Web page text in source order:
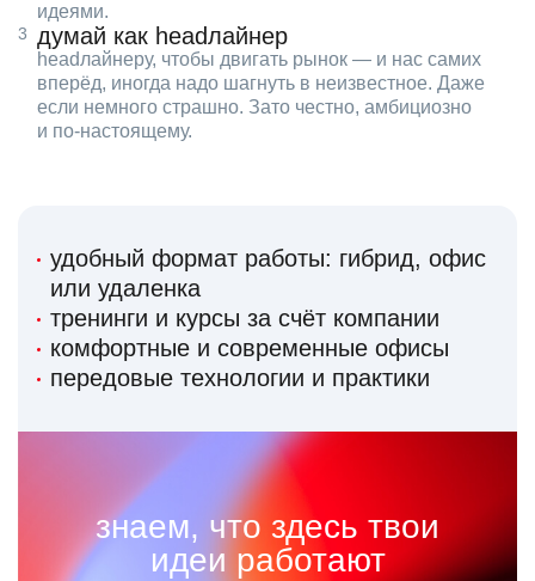
идеями.
думай как headлайнер
headлайнеру, чтобы двигать рынок — и нас самих
вперёд, иногда надо шагнуть в неизвестное. Даже
если немного страшно. Зато честно, амбициозно
и по‑настоящему.
удобный формат работы: гибрид, офис
или удаленка
тренинги и курсы за счёт компании
комфортные и современные офисы
передовые технологии и практики
знаем, что здесь твои
идеи работают